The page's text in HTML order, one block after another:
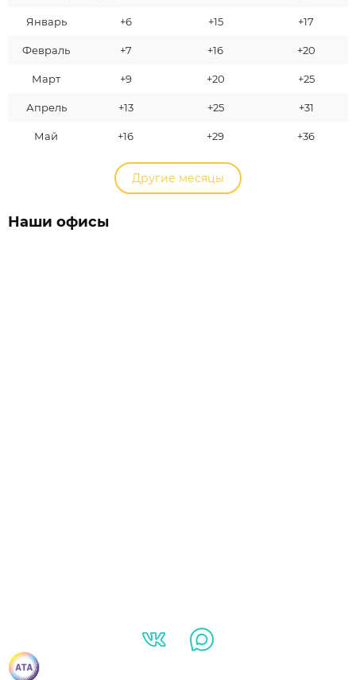
Январь +6 +15 +17
Февраль +7 +16 +20
Март +9 +20 +25
Апрель +13 +25 +31
Май +16 +29 +36
Другие месяцы
Наши офисы